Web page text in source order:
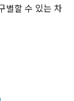
별할 수 있는 차